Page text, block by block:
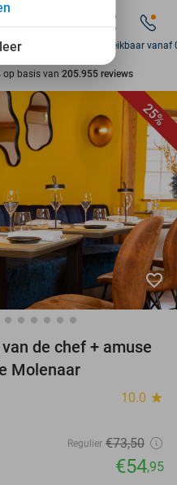
beschikbaar
leden
op basis van 205.955 reviews
deals
beschikbaar
leden
Vr bereikbaar vanaf
25%
favorite_border
de chef + amuse
Molenaar
10.0 star
Regulier €73,50
€54,95